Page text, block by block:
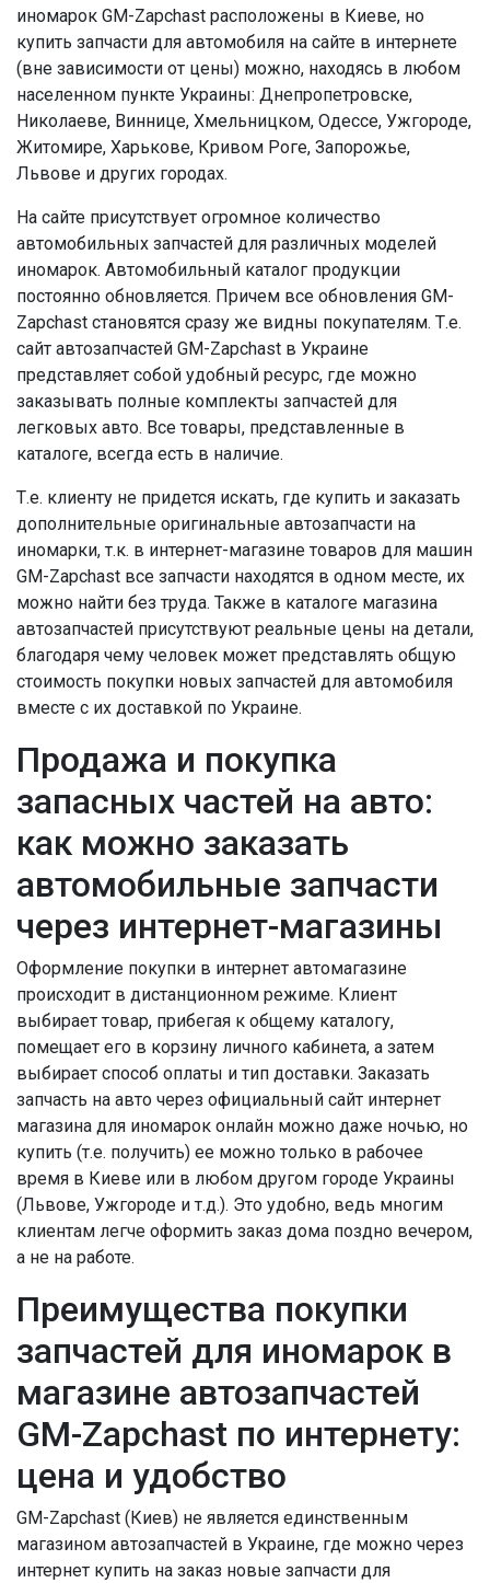
иномарок GM-Zapchast расположены в Киеве, но
купить запчасти для автомобиля на сайте в интернете
(вне зависимости от цены) можно, находясь в любом
населенном пункте Украины: Днепропетровске,
Николаеве, Виннице, Хмельницком, Одессе, Ужгороде,
Житомире, Харькове, Кривом Роге, Запорожье,
Львове и других городах.
На сайте присутствует огромное количество
автомобильных запчастей для различных моделей
иномарок. Автомобильный каталог продукции
постоянно обновляется. Причем все обновления GM-
Zapchast становятся сразу же видны покупателям. Т.е.
сайт автозапчастей GM-Zapchast в Украине
представляет собой удобный ресурс, где можно
заказывать полные комплекты запчастей для
легковых авто. Все товары, представленные в
каталоге, всегда есть в наличие.
Т.е. клиенту не придется искать, где купить и заказать
дополнительные оригинальные автозапчасти на
иномарки, т.к. в интернет-магазине товаров для машин
GM-Zapchast все запчасти находятся в одном месте, их
можно найти без труда. Также в каталоге магазина
автозапчастей присутствуют реальные цены на детали,
благодаря чему человек может представлять общую
стоимость покупки новых запчастей для автомобиля
вместе с их доставкой по Украине.
Продажа и покупка
запасных частей на авто:
как можно заказать
автомобильные запчасти
через интернет-магазины
Оформление покупки в интернет автомагазине
происходит в дистанционном режиме. Клиент
выбирает товар, прибегая к общему каталогу,
помещает его в корзину личного кабинета, а затем
выбирает способ оплаты и тип доставки. Заказать
запчасть на авто через официальный сайт интернет
магазина для иномарок онлайн можно даже ночью, но
купить (т.е. получить) ее можно только в рабочее
время в Киеве или в любом другом городе Украины
(Львове, Ужгороде и т.д.). Это удобно, ведь многим
клиентам легче оформить заказ дома поздно вечером,
а не на работе.
Преимущества покупки
запчастей для иномарок в
магазине автозапчастей
GM-Zapchast по интернету:
цена и удобство
GM-Zapchast (Киев) не является единственным
магазином автозапчастей в Украине, где можно через
интернет купить на заказ новые запчасти для